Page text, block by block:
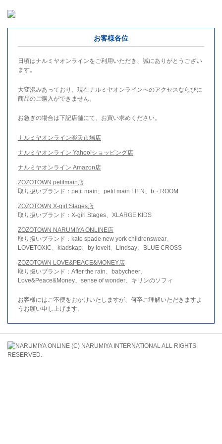
お客様各位
日頃はナルミヤオンラインをご利用いただき、誠にありがとうござい
ます。
大変混みあっており、現在ナルミヤオンラインへのアクセスならびに
商品のご購入ができません。
お急ぎの場合は下記店舗にて、お買い求めください。
ナルミヤオンライン楽天市場店
ナルミヤオンライン Yahoo!ショッピング店
ナルミヤオンライン Amazon店
ZOZOTOWN petitmain店
取り扱いブランド：petit main、petit main LIEN、b・ROOM
ZOZOTOWN X-girl Stages店
取り扱いブランド：X-girl Stages、XLARGE KIDS
ZOZOTOWN NARUMIYA ONLINE店
取り扱いブランド：kate spade new york childrenswear、
LOVETOXIC、kladskap、by loveit、Lindsay、BLUE CROSS
ZOZOTOWN LOVE&PEACE&MONEY店
取り扱いブランド：After the rain、babycheer、
Love&Peace&Money、sense of wonder、キリンのソフィ
お客様にはご不便をおかけいたしますが、何卒ご理解いただきますよ
うお願い申し上げます。